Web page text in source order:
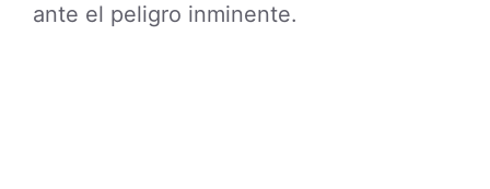
ante el peligro inminente.